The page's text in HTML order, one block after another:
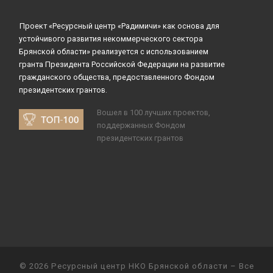
Проект «Ресурсный центр «Радимичи» как основа для
устойчивого развития некоммерческого сектора
Брянской области» реализуется с использованием
гранта Президента Российской Федерации на развитие
гражданского общества, предоставленного Фондом
президентских грантов.
Вошел в 100 лучших проектов,
поддержанных Фондом
президентских грантов
© 2026 Ресурсный центр НКО Брянской области – Все